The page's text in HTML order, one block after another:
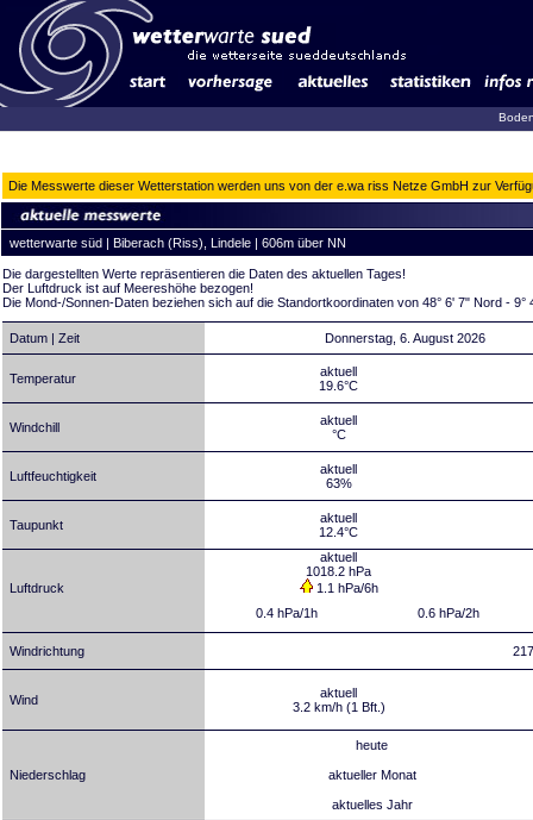
Die Messwerte dieser Wetterstation werden uns von der e.wa riss Netze GmbH zur
wetterwarte süd | Biberach (Riss), Lindele | 606m über NN
Die dargestellten Werte repräsentieren die Daten des aktuellen Tages!
Der Luftdruck ist auf Meereshöhe bezogen!
Die Mond-/Sonnen-Daten beziehen sich auf die Standortkoordinaten von 48° 6' 7" Nord - 9°
Datum | Zeit Donnerstag, 6. August 2026
Temperatur
aktuell
19.6°C
Windchill
aktuell
°C
Luftfeuchtigkeit
aktuell
63%
Taupunkt
aktuell
12.4°C
Luftdruck
aktuell
1018.2 hPa
1.1 hPa/6h
0.4 hPa/1h
0.6 hPa/2h
Windrichtung
Wind
aktuell
3.2 km/h (1 Bft.)
Niederschlag
heute
aktueller Monat
aktuelles Jahr